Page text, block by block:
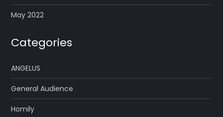
May 2022
Categories
ANGELUS
General Audience
Homily